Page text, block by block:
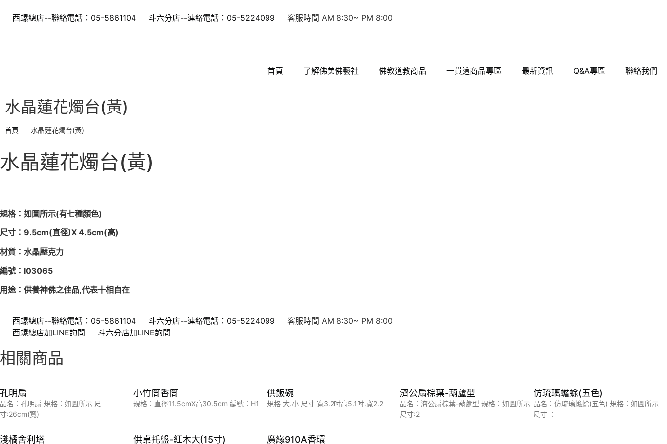
西螺總店--聯絡電話：05-5861104 斗六分店--連絡電話：05-5224099 客服時間 AM 8:30~ PM 8:00
首頁 了解佛美佛藝社 佛教道教商品 一貫道商品專區 最新資訊 Q&A專區 聯絡我們
水晶蓮花燭台(黃)
首頁 水晶蓮花燭台(黃)
水晶蓮花燭台(黃)
規格：如圖所示(有七種顏色)
尺寸：9.5cm(直徑)X 4.5cm(高)
材質：水晶壓克力
編號：I03065
用途：供養神佛之佳品,代表十相自在
西螺總店--聯絡電話：05-5861104 斗六分店--連絡電話：05-5224099
客服時間 AM 8:30~ PM 8:00
西螺總店加LINE詢問
斗六分店加LINE詢問
相關商品
孔明扇
品名：孔明扇 規格：如圖所示 尺
寸:26cm(寬)
小竹筒香筒
規格：直徑11.5cmX高30.5cm 編號：H1
供飯碗
規格 大.小 尺寸 寬3.2吋高5.1吋.寬2.2
濟公扇棕葉-葫蘆型
品名：濟公扇棕葉-葫蘆型 規格：如圖所示
尺寸:2
仿琉璃蟾蜍(五色)
品名：仿琉璃蟾蜍(五色) 規格：如圖所示
尺寸 ：
淺橘舍利塔 供桌托盤-紅木大(15寸) 廣緣910A香環